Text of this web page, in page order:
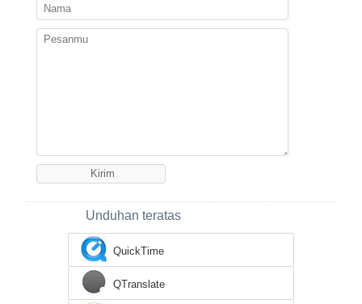
Unduhan teratas
QuickTime
QTranslate